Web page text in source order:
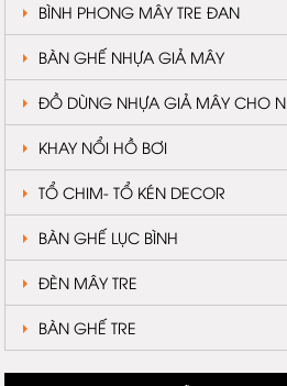
BÌNH PHONG MÂY TRE ĐAN
BÀN GHẾ NHỰA GIẢ MÂY
ĐỒ DÙNG NHỰA GIẢ MÂY CHO
KHAY NỔI HỒ BƠI
TỔ CHIM- TỔ KÉN DECOR
BÀN GHẾ LỤC BÌNH
ĐÈN MÂY TRE
BÀN GHẾ TRE